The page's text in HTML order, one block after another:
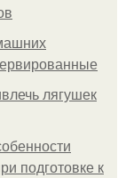
лягушек
подготовке к